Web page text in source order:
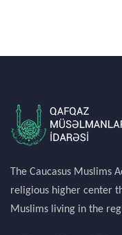
The Caucasus
religious higher center
Muslims living in the